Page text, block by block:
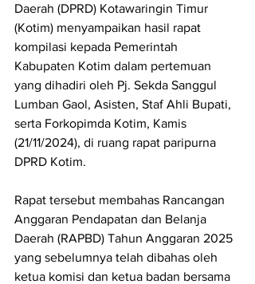
Daerah (DPRD) Kotawaringin Timur
(Kotim) menyampaikan hasil rapat
kompilasi kepada Pemerintah
Kabupaten Kotim dalam pertemuan
yang dihadiri oleh Pj. Sekda Sanggul
Lumban Gaol, Asisten, Staf Ahli Bupati,
serta Forkopimda Kotim, Kamis
(21/11/2024), di ruang rapat paripurna
DPRD Kotim.
Rapat tersebut membahas Rancangan
Anggaran Pendapatan dan Belanja
Daerah (RAPBD) Tahun Anggaran 2025
yang sebelumnya telah dibahas oleh
ketua komisi dan ketua badan bersama